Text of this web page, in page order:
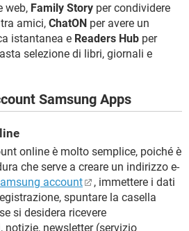
web, Family Story per condividere
amici, ChatON per avere un
istantanea e Readers Hub per
selezione di libri, giornali e
Samsung Apps
online è molto semplice, poiché è
che serve a creare un indirizzo e-
account
, immettere i dati
spuntare la casella
se si desidera ricevere
notizie, newsletter (servizio